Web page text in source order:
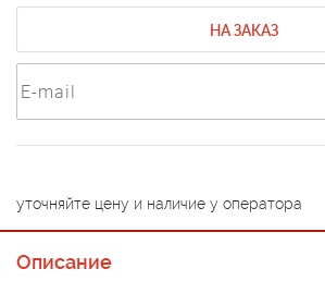
НА ЗАКАЗ
уточняйте цену и наличие у оператора
Описание